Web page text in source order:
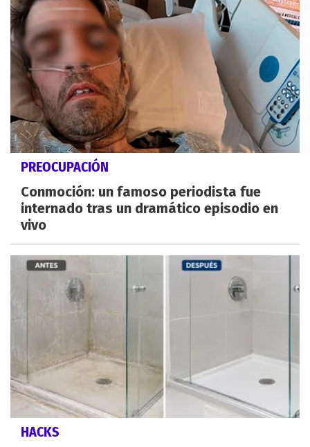
PREOCUPACIÓN
Conmoción: un famoso periodista fue
internado tras un dramático episodio en
vivo
HACKS